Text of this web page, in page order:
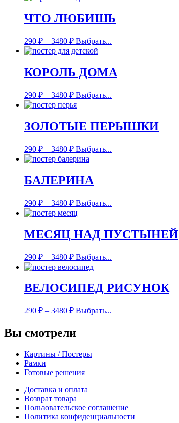
ЧТО ЛЮБИШЬ
290 ₽ – 3480 ₽ Выбрать...
КОРОЛЬ ДОМА
290 ₽ – 3480 ₽ Выбрать...
ЗОЛОТЫЕ ПЕРЫШКИ
290 ₽ – 3480 ₽ Выбрать...
БАЛЕРИНА
290 ₽ – 3480 ₽ Выбрать...
МЕСЯЦ НАД ПУСТЫНЕЙ
290 ₽ – 3480 ₽ Выбрать...
ВЕЛОСИПЕД РИСУНОК
290 ₽ – 3480 ₽ Выбрать...
Вы смотрели
Картины / Постеры
Рамки
Готовые решения
Доставка и оплата
Возврат товара
Пользовательское соглашение
Политика конфиденциальности